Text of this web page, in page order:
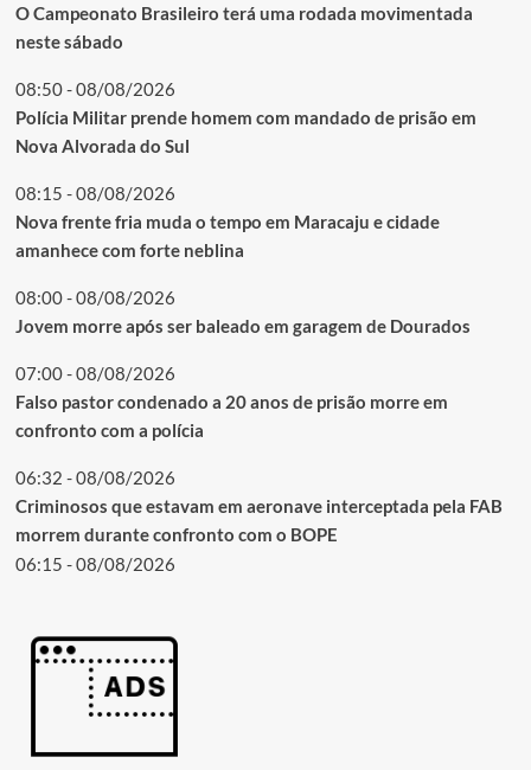
O Campeonato Brasileiro terá uma rodada movimentada
neste sábado
08:50 - 08/08/2026
Polícia Militar prende homem com mandado de prisão em
Nova Alvorada do Sul
08:15 - 08/08/2026
Nova frente fria muda o tempo em Maracaju e cidade
amanhece com forte neblina
08:00 - 08/08/2026
Jovem morre após ser baleado em garagem de Dourados
07:00 - 08/08/2026
Falso pastor condenado a 20 anos de prisão morre em
confronto com a polícia
06:32 - 08/08/2026
Criminosos que estavam em aeronave interceptada pela FAB
morrem durante confronto com o BOPE
06:15 - 08/08/2026